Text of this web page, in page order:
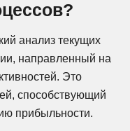
анализ текущих
направленный на
Это
способствующий
прибыльности.